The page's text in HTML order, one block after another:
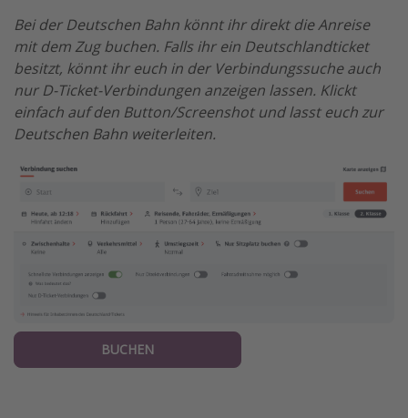
Bei der Deutschen Bahn könnt ihr direkt die Anreise
mit dem Zug buchen. Falls ihr ein Deutschlandticket
besitzt, könnt ihr euch in der Verbindungssuche auch
nur D-Ticket-Verbindungen anzeigen lassen. Klickt
einfach auf den Button/Screenshot und lasst euch zur
Deutschen Bahn weiterleiten.
BUCHEN